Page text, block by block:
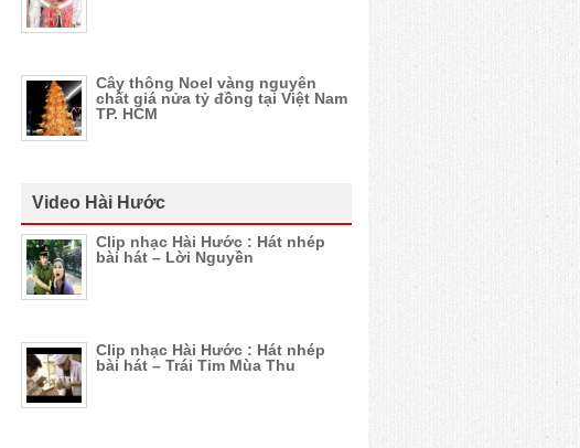
Cây thông Noel vàng nguyên
chất giá nửa tỷ đồng tại Việt Nam
TP. HCM
Video Hài Hước
Clip nhạc Hài Hước : Hát nhép
bài hát – Lời Nguyền
Clip nhạc Hài Hước : Hát nhép
bài hát – Trái Tim Mùa Thu